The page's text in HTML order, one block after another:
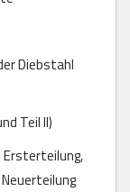
Diebstahl
Teil II)
Ersterteilung,